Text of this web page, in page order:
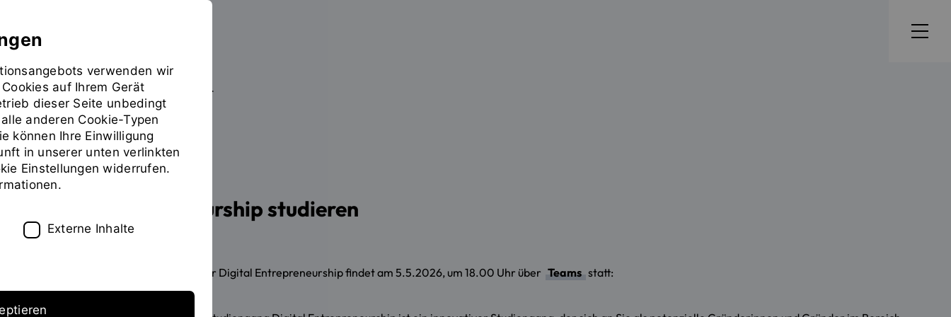
Sie
befinden
sich
auf
der
Seite
"Detailansicht"
Studieren Studiengangübersicht
INHALT
MASTER OF ARTS (M.A.)
Digital Entrepreneurship studieren
Die Informationsveranstaltung Master Digital Entrepreneurship findet am 5.5.2026, um 18.00 Uhr über Teams statt:
verwenden wir
auf Ihrem Gerät
dieser Seite unbedingt
anderen Cookie-Typen
können Ihre Einwilligung
in unserer unten verlinkten
Einstellungen widerrufen.
Externe Inhalte